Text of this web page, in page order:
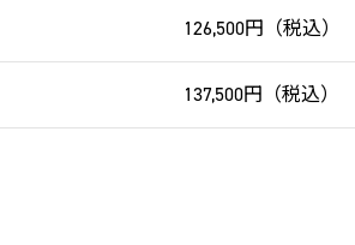
126,500円（税込）
137,500円（税込）